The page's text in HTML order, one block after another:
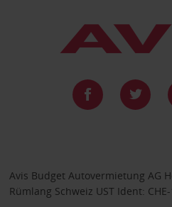
Avis Budget Autovermietung AG
Rümlang Schweiz UST Ident: